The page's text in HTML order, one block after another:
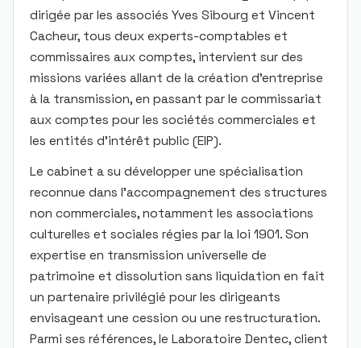
dirigée par les associés Yves Sibourg et Vincent
Cacheur, tous deux experts-comptables et
commissaires aux comptes, intervient sur des
missions variées allant de la création d’entreprise
à la transmission, en passant par le commissariat
aux comptes pour les sociétés commerciales et
les entités d’intérêt public (EIP).
Le cabinet a su développer une spécialisation
reconnue dans l’accompagnement des structures
non commerciales, notamment les associations
culturelles et sociales régies par la loi 1901. Son
expertise en transmission universelle de
patrimoine et dissolution sans liquidation en fait
un partenaire privilégié pour les dirigeants
envisageant une cession ou une restructuration.
Parmi ses références, le Laboratoire Dentec, client